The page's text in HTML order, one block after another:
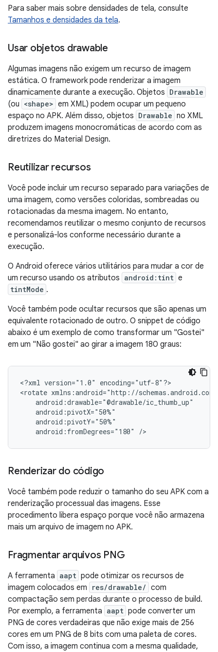
Para saber mais sobre densidades de tela, consulte
Tamanhos e densidades da tela.
Usar objetos drawable
Algumas imagens não exigem um recurso de imagem
estática. O framework pode renderizar a imagem
dinamicamente durante a execução. Objetos Drawable
(ou <shape> em XML) podem ocupar um pequeno
espaço no APK. Além disso, objetos Drawable no XML
produzem imagens monocromáticas de acordo com as
diretrizes do Material Design.
Reutilizar recursos
Você pode incluir um recurso separado para variações de
uma imagem, como versões coloridas, sombreadas ou
rotacionadas da mesma imagem. No entanto,
recomendamos reutilizar o mesmo conjunto de recursos
e personalizá-los conforme necessário durante a
execução.
O Android oferece vários utilitários para mudar a cor de
um recurso usando os atributos android:tint e
tintMode .
Você também pode ocultar recursos que são apenas um
equivalente rotacionado de outro. O snippet de código
abaixo é um exemplo de como transformar um "Gostei"
em um "Não gostei" ao girar a imagem 180 graus:
<?xml version="1.0"
encoding="utf-8"?>
<rotate
android:fromDegrees="180"
/>
Renderizar do código
Você também pode reduzir o tamanho do seu APK com a
renderização processual das imagens. Esse
procedimento libera espaço porque você não armazena
mais um arquivo de imagem no APK.
Fragmentar arquivos PNG
A ferramenta aapt pode otimizar os recursos de
imagem colocados em
res/drawable/ com
compactação sem perdas durante o processo de build.
Por exemplo, a ferramenta aapt pode converter um
PNG de cores verdadeiras que não exige mais de 256
cores em um PNG de 8 bits com uma paleta de cores.
Com isso, a imagem continua com a mesma qualidade,